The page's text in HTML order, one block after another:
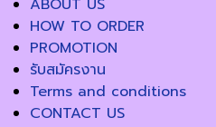
ABOUT US
HOW TO ORDER
PROMOTION
รับสมัครงาน
Terms and conditions
CONTACT US